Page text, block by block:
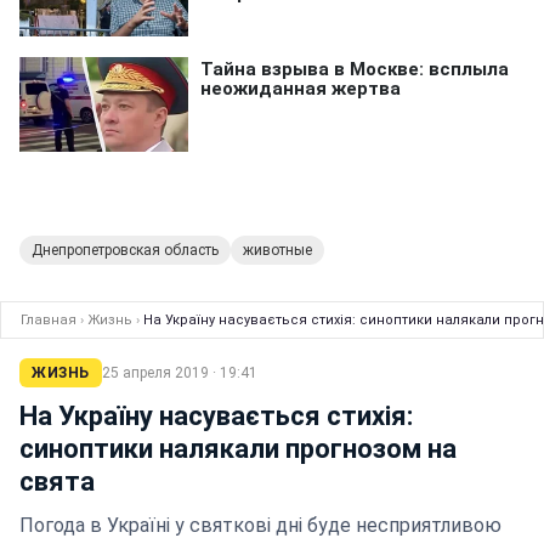
Днепропетровская область животные
Главная › Жизнь › На Україну насувається стихія: синоптики налякали
ЖИЗНЬ 25 апреля 2019 · 19:41
На Україну насувається стихія:
синоптики налякали прогнозом на
свята
Погода в Україні у святкові дні буде несприятливою